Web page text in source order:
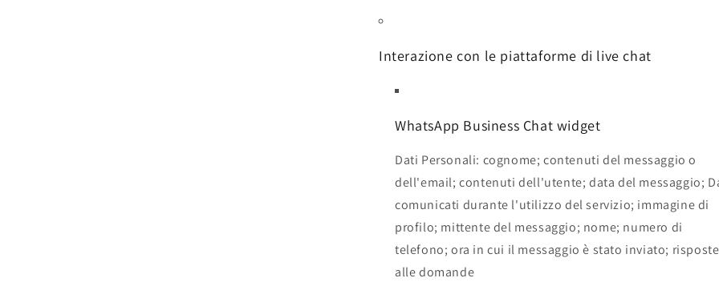
Interazione con le piattaforme di live chat
WhatsApp Business Chat widget
Dati Personali: cognome; contenuti del messaggio o
dell'email; contenuti dell'utente; data del messaggio;
comunicati durante l'utilizzo del servizio; immagine di
profilo; mittente del messaggio; nome; numero di
telefono; ora in cui il messaggio è stato inviato; risposte
alle domande